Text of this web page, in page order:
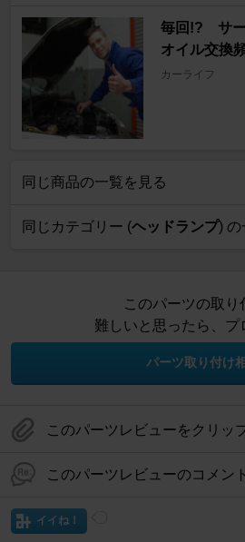
毎回!? サー
オイル交換
カーライフ
同じ商品の一覧を見る
同じカテゴリー (ヘッドランプ) の
このパーツの取り
難しいと思ったら、プ
パーツ取り付け
このパーツレビューをクリッ
このパーツレビューのコメン
イイね！